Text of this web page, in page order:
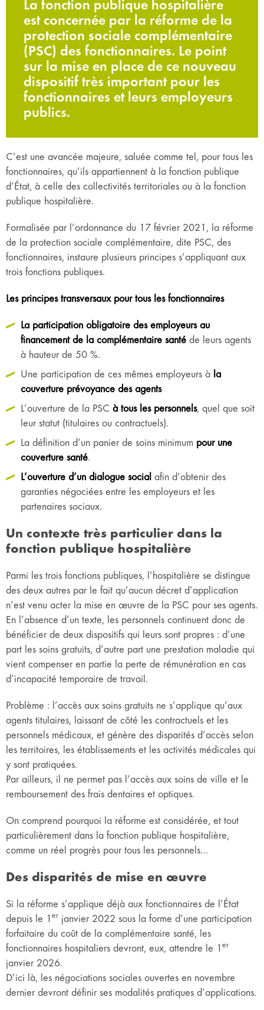
La fonction publique hospitalière
est concernée par la réforme de la
protection sociale complémentaire
(PSC) des fonctionnaires. Le point
sur la mise en place de ce nouveau
dispositif très important pour les
fonctionnaires et leurs employeurs
publics.
C’est une avancée majeure, saluée comme tel, pour tous les
fonctionnaires, qu’ils appartiennent à la fonction publique
d’État, à celle des collectivités territoriales ou à la fonction
publique hospitalière.
Formalisée par l’ordonnance du 17 février 2021, la réforme
de la protection sociale complémentaire, dite PSC, des
fonctionnaires, instaure plusieurs principes s’appliquant aux
trois fonctions publiques.
Les principes transversaux pour tous les fonctionnaires
La participation obligatoire des employeurs au
financement de la complémentaire santé de leurs agents
à hauteur de 50 %.
Une participation de ces mêmes employeurs à la
couverture prévoyance des agents
L’ouverture de la PSC à tous les personnels, quel que soit
leur statut (titulaires ou contractuels).
La définition d’un panier de soins minimum pour une
couverture santé.
L’ouverture d’un dialogue social afin d’obtenir des
garanties négociées entre les employeurs et les
partenaires sociaux.
Un contexte très particulier dans la
fonction publique hospitalière
Parmi les trois fonctions publiques, l’hospitalière se distingue
des deux autres par le fait qu’aucun décret d’application
n’est venu acter la mise en œuvre de la PSC pour ses agents.
En l’absence d’un texte, les personnels continuent donc de
bénéficier de deux dispositifs qui leurs sont propres : d’une
part les soins gratuits, d’autre part une prestation maladie qui
vient compenser en partie la perte de rémunération en cas
d’incapacité temporaire de travail.
Problème : l’accès aux soins gratuits ne s’applique qu’aux
agents titulaires, laissant de côté les contractuels et les
personnels médicaux, et génère des disparités d’accès selon
les territoires, les établissements et les activités médicales qui
y sont pratiquées.
Par ailleurs, il ne permet pas l’accès aux soins de ville et le
remboursement des frais dentaires et optiques.
On comprend pourquoi la réforme est considérée, et tout
particulièrement dans la fonction publique hospitalière,
comme un réel progrès pour tous les personnels…
Des disparités de mise en œuvre
Si la réforme s’applique déjà aux fonctionnaires de l’État
depuis le 1 er janvier 2022 sous la forme d’une participation
forfaitaire du coût de la complémentaire santé, les
fonctionnaires hospitaliers devront, eux, attendre le 1 er
janvier 2026.
D’ici là, les négociations sociales ouvertes en novembre
dernier devront définir ses modalités pratiques d’applications.